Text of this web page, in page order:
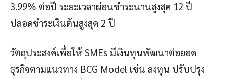
3.99% ต่อปี ระยะเวลาผ่อนชำระนานสูงสุด 12 ปี
ปลอดชำระเงินต้นสูงสุด 2 ปี
วัตถุประสงค์เพื่อให้ SMEs มีเงินทุนพัฒนาต่อยอด
ธุรกิจตามแนวทาง BCG Model เช่น ลงทุน ปรับปรุง